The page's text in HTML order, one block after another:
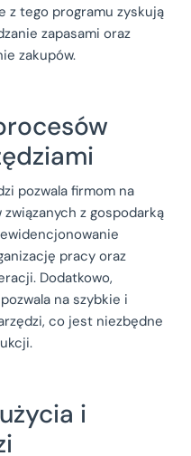
z tego programu zyskują
zapasami oraz
zakupów.
pozwala firmom na
z gospodarką
pracy oraz
Dodatkowo,
na szybkie i
co jest niezbędne
i